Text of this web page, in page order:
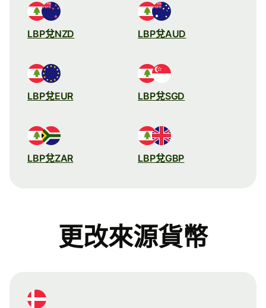
LBP兌NZD LBP兌AUD
LBP兌EUR LBP兌SGD
LBP兌ZAR LBP兌GBP
更改來源貨幣